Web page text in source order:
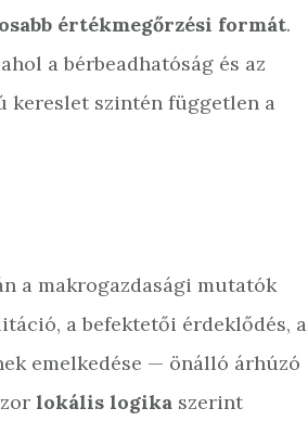
értékmegőrzési formát.
a bérbeadhatóság és az
kereslet szintén független a
a makrogazdasági mutatók
a befektetői érdeklődés, a
emelkedése — önálló árhúzó
lokális logika szerint